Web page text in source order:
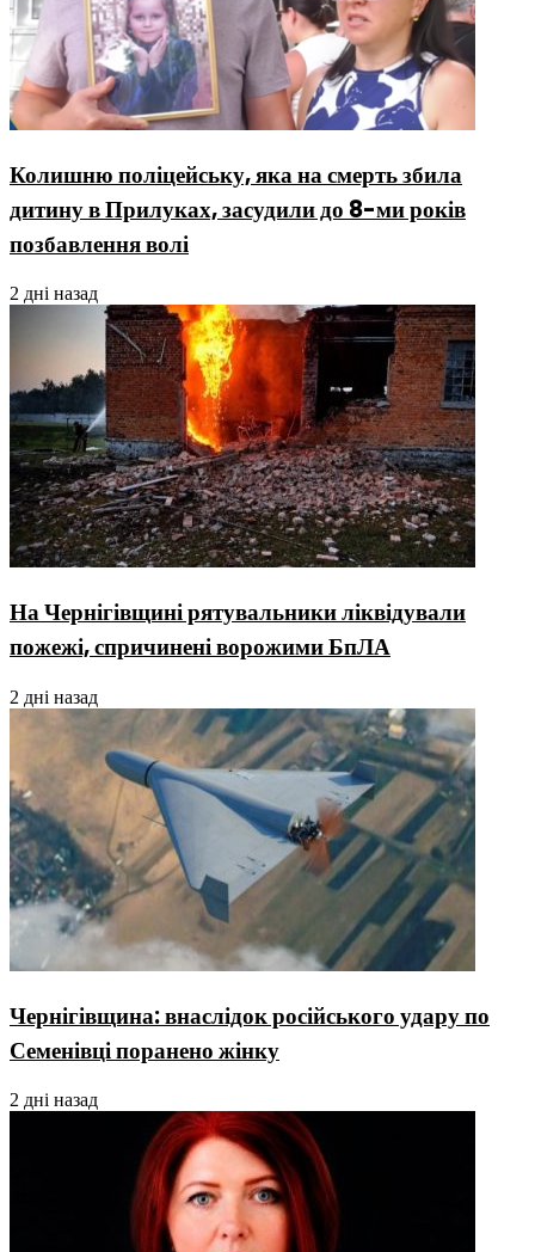
Колишню поліцейську, яка на смерть збила
дитину в Прилуках, засудили до 8-ми років
позбавлення волі
2 дні назад
На Чернігівщині рятувальники ліквідували
пожежі, спричинені ворожими БпЛА
2 дні назад
Чернігівщина: внаслідок російського удару по
Семенівці поранено жінку
2 дні назад